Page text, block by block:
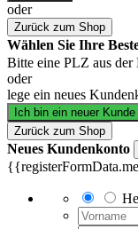
oder
Zurück zum Shop
Wählen Sie Ihre
Bitte eine PLZ aus der
oder
lege ein neues
Ich bin ein neuer Kunde
Zurück zum Shop
Neues Kundenkonto